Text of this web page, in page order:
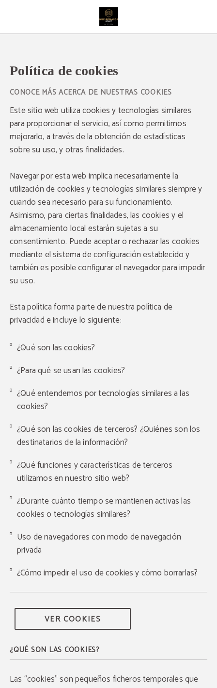
Política de cookies
CONOCE MÁS ACERCA DE NUESTRAS COOKIES
Este sitio web utiliza cookies y tecnologías similares
para proporcionar el servicio, así como permitirnos
mejorarlo, a través de la obtención de estadísticas
sobre su uso, y otras finalidades.
Navegar por esta web implica necesariamente la
utilización de cookies y tecnologías similares siempre y
cuando sea necesario para su funcionamiento.
Asimismo, para ciertas finalidades, las cookies y el
almacenamiento local estarán sujetas a su
consentimiento. Puede aceptar o rechazar las cookies
mediante el sistema de configuración establecido y
también es posible configurar el navegador para impedir
su uso.
Esta política forma parte de nuestra política de
privacidad e incluye lo siguiente:
¿Qué son las cookies?
¿Para qué se usan las cookies?
¿Qué entendemos por tecnologías similares a las
cookies?
¿Qué son las cookies de terceros? ¿Quiénes son los
destinatarios de la información?
¿Qué funciones y características de terceros
utilizamos en nuestro sitio web?
¿Durante cuánto tiempo se mantienen activas las
cookies o tecnologías similares?
Uso de navegadores con modo de navegación
privada
¿Cómo impedir el uso de cookies y cómo borrarlas?
VER COOKIES
¿QUÉ SON LAS COOKIES?
Las “cookies” son pequeños ficheros temporales que